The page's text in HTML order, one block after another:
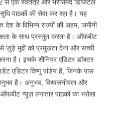
पाठकों की सेवा कर रहा है। यह
देश के विभिन्न राज्यों की अहम, जमीनी
के साथ प्रस्तुत करता है। ऑफबीट
जुड़े मुद्दों को प्रमुखता देना और सच्ची
है। इसके सीनियर एडिटर डॉक्टर
एडिटर विष्णु पांडेय हैं, जिनके पास
है। अनुभव, विश्वसनीयता और
न्यूज़ लगातार पाठकों का भरोसा